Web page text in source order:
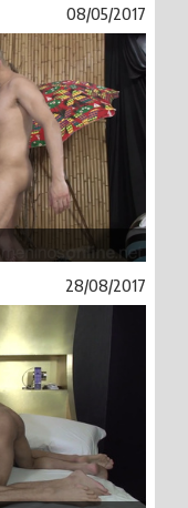
08/05/2017
28/08/2017